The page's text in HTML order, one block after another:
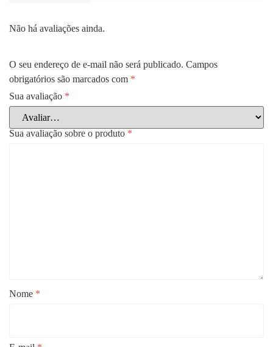
Não há avaliações ainda.
O seu endereço de e-mail não será publicado. Campos
obrigatórios são marcados com *
Sua avaliação *
Sua avaliação sobre o produto *
Nome *